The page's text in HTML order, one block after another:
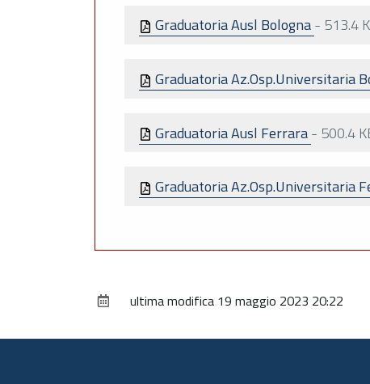
Graduatoria Ausl Bologna- 513.4
Graduatoria Az.Osp.Universitaria
Graduatoria Ausl Ferrara- 500.4
Graduatoria Az.Osp.Universitaria
ultima modifica 19 maggio 2023 20:22